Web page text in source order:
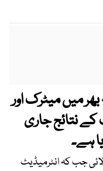
میں میٹرک اور
کے نتائج جاری
ہے۔
مطابق میٹرک کے نتائج 10 جولائی جب کہ انٹرمیڈیٹ